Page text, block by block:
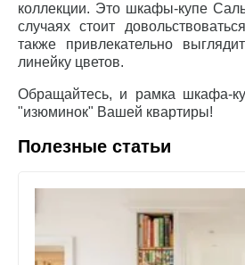
коллекции. Это шкафы-купе
случаях стоит
также привлекательно
линейку цветов.
Обращайтесь, и рамка шкафа-
"изюминок" Вашей квартиры!
Полезные статьи